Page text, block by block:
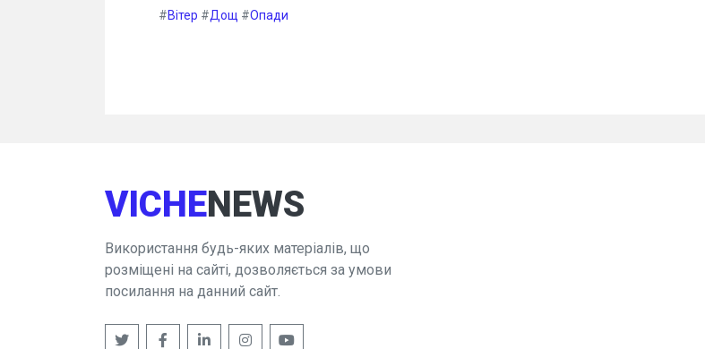
#Вітер #Дощ #Опади
VICHENEWS
Використання будь-яких матеріалів, що
розміщені на сайті, дозволяється за умови
посилання на данний сайт.